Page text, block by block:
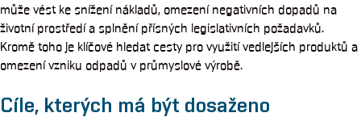
může vést ke snížení nákladů, omezení negativních dopadů na
životní prostředí a splnění přísných legislativních požadavků.
Kromě toho je klíčové hledat cesty pro využití vedlejších produktů a
omezení vzniku odpadů v průmyslové výrobě.
Cíle, kterých má být dosaženo